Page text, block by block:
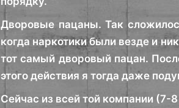
Дворовые пацаны. Так
когда наркотики были везде и
тот самый дворовый пацан.
этого действия я тогда даже
Сейчас из всей той компании